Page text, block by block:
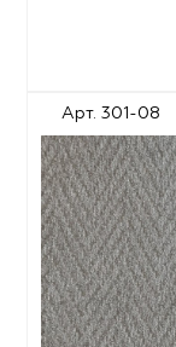
Арт. 301-08